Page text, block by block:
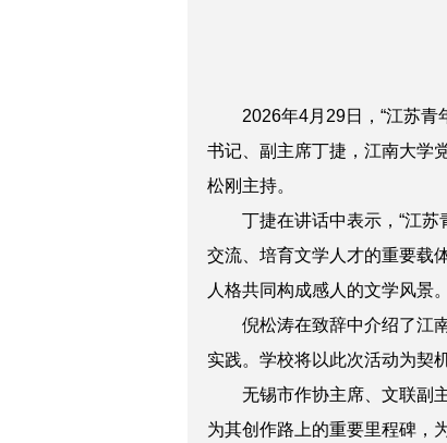
2026年4月29日， “江苏青
书记、副主席丁捷 ， 江南大学
松刚 主持。
丁捷在讲话中表示，“江
交流、培育文学人才的重要载体
人格共同构成感人的文学风景
倪松涛在致辞中介绍了江
实践。学校将以此次活动为契
无锡市作协主席、文联副
为其创作路上的重要里程碑，